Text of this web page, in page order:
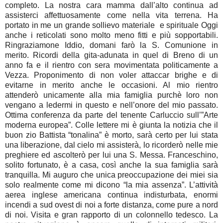
completo. La nostra cara mamma dall’alto continua ad
assisterci affettuosamente come nella vita terrena. Ha
portato in me un grande sollievo materiale e spirituale Oggi
anche i reticolati sono molto meno fitti e più sopportabili.
Ringraziamone Iddio, domani farò la S. Comunione in
merito. Ricordi della gita-adunata in quel di Breno di un
anno fa e il rientro con sera movimentata politicamente a
Vezza. Proponimento di non voler attaccar brighe e di
evitarne in merito anche le occasioni. Al mio rientro
attenderò unicamente alla mia famiglia purchè loro non
vengano a ledermi in questo e nell’onore del mio passato.
Ottima conferenza da parte del tenente Carluccio sull’”Arte
moderna europea”. Colle lettere mi è giunta la notizia che il
buon zio Battista “tonalina” è morto, sarà certo per lui stata
una liberazione, dal cielo mi assisterà, lo ricorderò nelle mie
preghiere ed ascolterò per lui una S. Messa. Franceschino,
solito fortunato, è a casa, così anche la sua famiglia sarà
tranquilla. Mi auguro che unica preoccupazione dei miei sia
solo realmente come mi dicono “la mia assenza”. L’attività
aerea inglese americana continua indisturbata, enormi
incendi a sud ovest di noi a forte distanza, come pure a nord
di noi. Visita e gran rapporto di un colonnello tedesco. La